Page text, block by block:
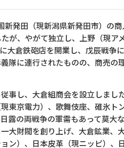
発田（現新潟県新発田市）の商
が、やがて独立し、上野（現ア
大倉鉄砲店を開業し、戊辰戦争
隊に連行されたものの、商売の
事し、大倉組商会を設立しまし
東京電力）、歌舞伎座、碓氷ト
露の両戦争の軍需もあって莫大
大財閥を創り上げ、大倉鉱業、
ン）、日本皮革（現ニッピ）、